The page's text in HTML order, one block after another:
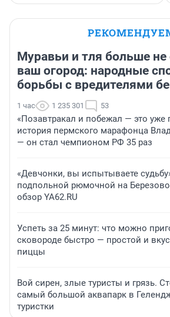
Муравьи и тля больше не
ваш огород: народные
борьбы с вредителями
1 час 1 235 301 53
«Позавтракал и побежал — это уже
история пермского марафонца
— он стал чемпионом РФ 35 раз
«Девчонки, вы испытываете
подпольной рюмочной на
обзор YA62.RU
Успеть за 25 минут: что можно
сковороде быстро — простой и
пиццы
Вой сирен, злые туристы и грязь.
самый большой аквапарк в
туристки